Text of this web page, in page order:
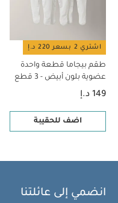
اشتري 2 بسعر 220 د.إ
طقم بيجاما قطعة واحدة
عضوية بلون أبيض - 3 قطع
149 د.إ
اضف للحقيبة
انضمي إلى عائلتنا